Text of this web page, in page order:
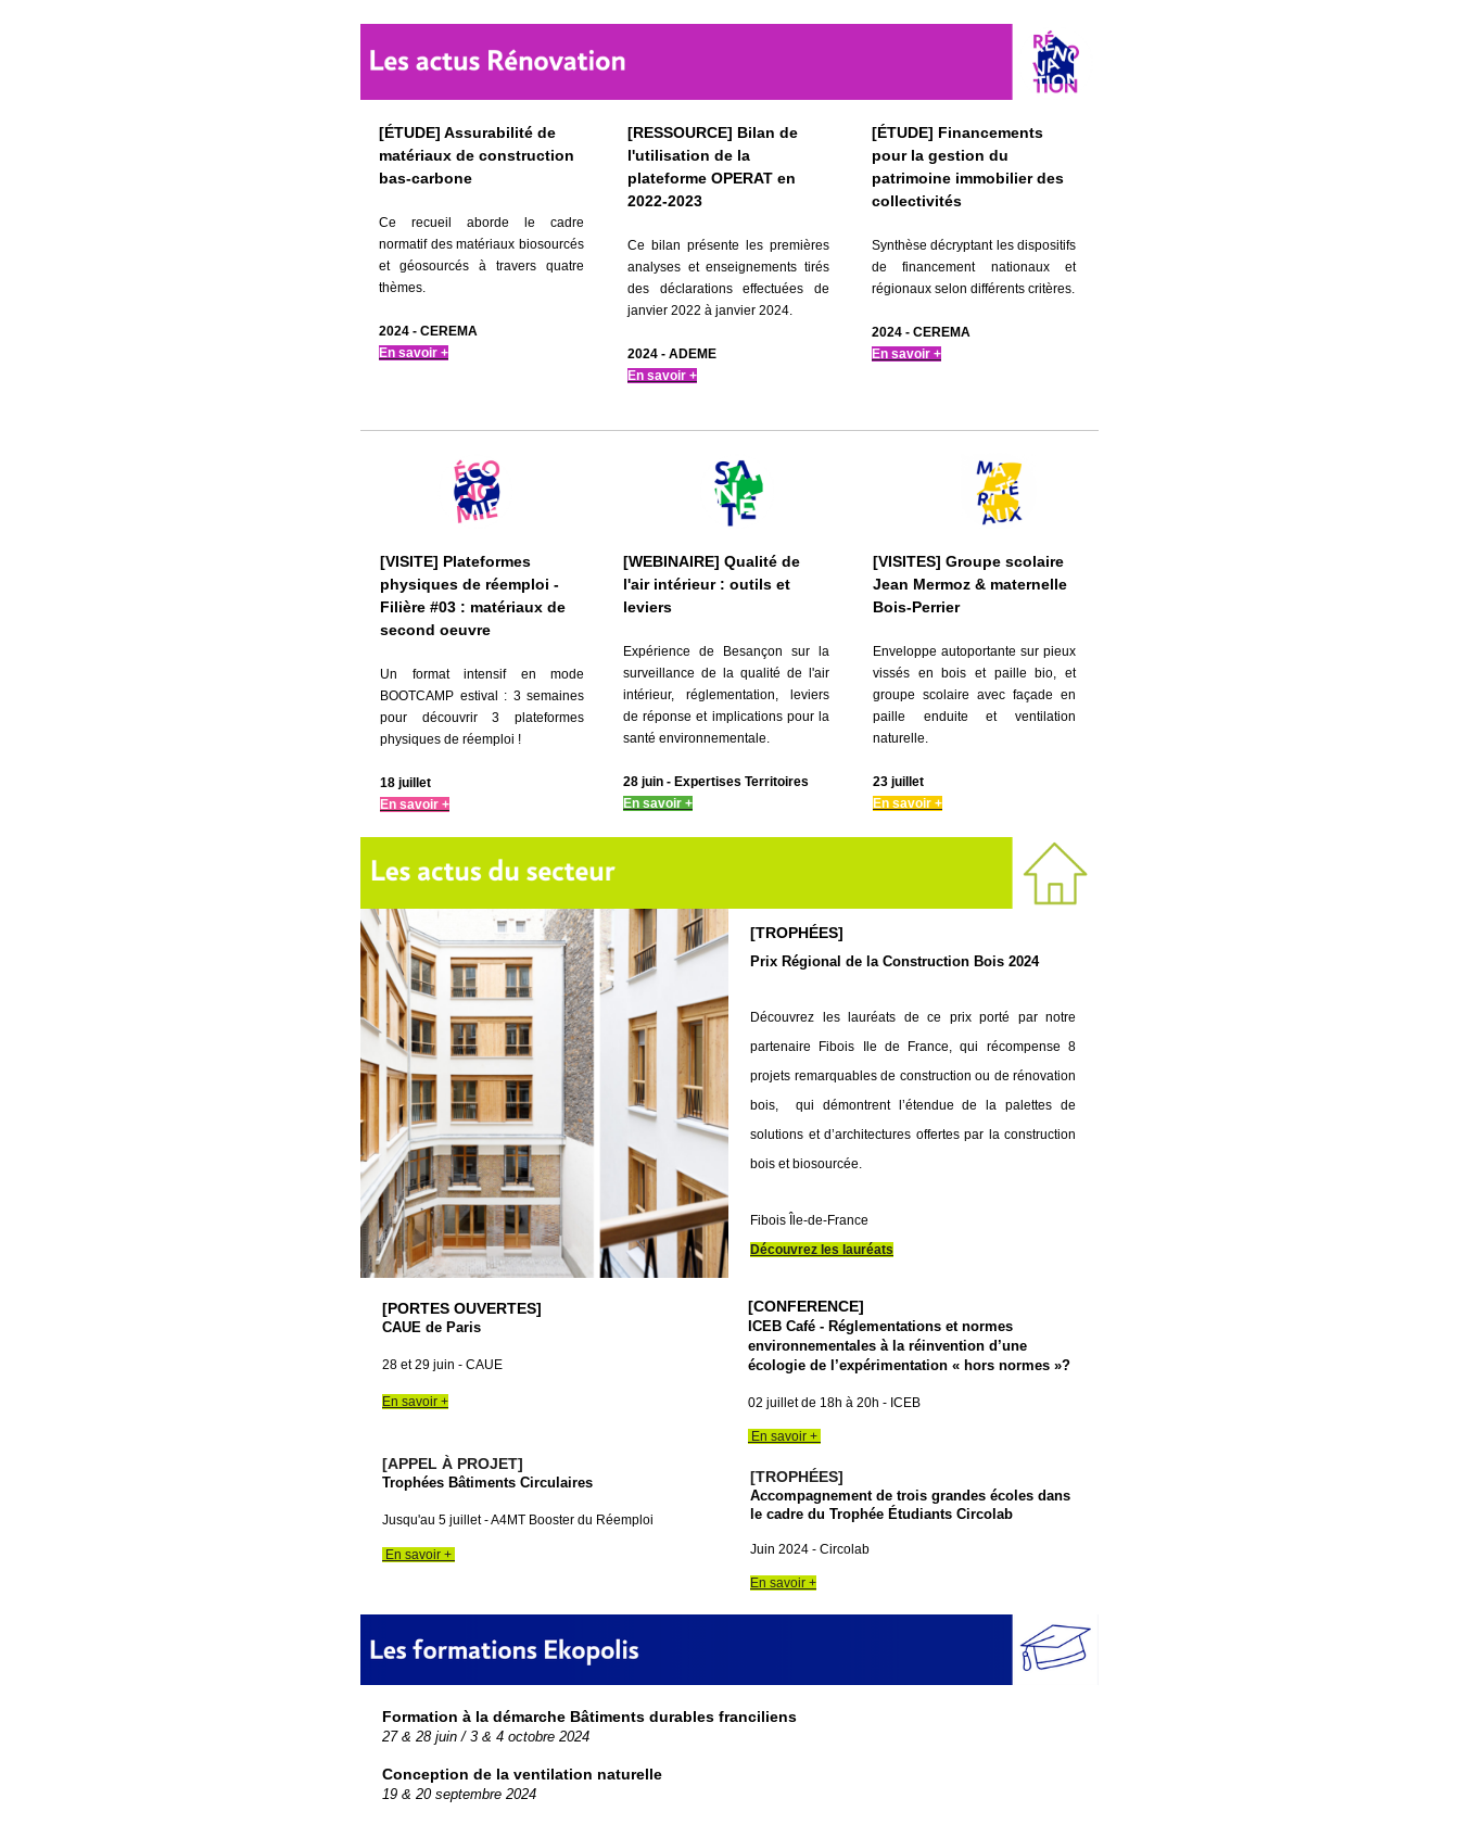
[ÉTUDE] Assurabilité de
matériaux de construction
bas-carbone
Ce recueil aborde le cadre
normatif des matériaux biosourcés
et géosourcés à travers quatre
thèmes.
2024 - CEREMA
En savoir +
[RESSOURCE] Bilan de
l'utilisation de la
plateforme OPERAT en
2022-2023
Ce bilan présente les premières
analyses et enseignements tirés
des déclarations effectuées de
janvier 2022 à janvier 2024.
2024 - ADEME
En savoir +
[ÉTUDE] Financements
pour la gestion du
patrimoine immobilier des
collectivités
Synthèse décryptant les dispositifs
de financement nationaux et
régionaux selon différents critères.
2024 - CEREMA
En savoir +
[VISITE] Plateformes
physiques de réemploi -
Filière #03 : matériaux de
second oeuvre
Un format intensif en mode
BOOTCAMP estival : 3 semaines
pour découvrir 3 plateformes
physiques de réemploi !
18 juillet
En savoir +
[WEBINAIRE] Qualité de
l'air intérieur : outils et
leviers
Expérience de Besançon sur la
surveillance de la qualité de l'air
intérieur, réglementation, leviers
de réponse et implications pour la
santé environnementale.
28 juin - Expertises Territoires
En savoir +
[VISITES] Groupe scolaire
Jean Mermoz & maternelle
Bois-Perrier
Enveloppe autoportante sur pieux
vissés en bois et paille bio, et
groupe scolaire avec façade en
paille enduite et ventilation
naturelle.
23 juillet
En savoir +
[TROPHÉES]
Prix Régional de la Construction Bois 2024
Découvrez les lauréats de ce prix porté par notre
partenaire Fibois Ile de France, qui récompense 8
projets remarquables de construction ou de rénovation
bois, qui démontrent l’étendue de la palettes de
solutions et d’architectures offertes par la construction
bois et biosourcée.
Fibois Île-de-France
Découvrez les lauréats
[PORTES OUVERTES]
CAUE de Paris
28 et 29 juin - CAUE
En savoir +
[APPEL À PROJET]
Trophées Bâtiments Circulaires
Jusqu'au 5 juillet - A4MT Booster du Réemploi
En savoir +
[CONFERENCE]
ICEB Café - Réglementations et normes
environnementales à la réinvention d’une
écologie de l’expérimentation « hors normes »?
02 juillet de 18h à 20h - ICEB
En savoir +
[TROPHÉES]
Accompagnement de trois grandes écoles dans
le cadre du Trophée Étudiants Circolab
Juin 2024 - Circolab
En savoir +
Formation à la démarche Bâtiments durables franciliens
27 & 28 juin / 3 & 4 octobre 2024
Conception de la ventilation naturelle
19 & 20 septembre 2024